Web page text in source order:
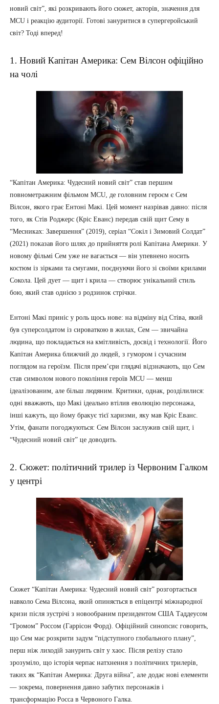
новий світ”, які розкривають його сюжет, акторів, значення для
MCU і реакцію аудиторії. Готові зануритися в супергеройський
світ? Тоді вперед!
1. Новий Капітан Америка: Сем Вілсон офіційно
на чолі
“Капітан Америка: Чудесний новий світ” став першим
повнометражним фільмом MCU, де головним героєм є Сем
Вілсон, якого грає Ентоні Макі. Цей момент назрівав давно: після
того, як Стів Роджерс (Кріс Еванс) передав свій щит Сему в
“Месниках: Завершення” (2019), серіал “Сокіл і Зимовий Солдат”
(2021) показав його шлях до прийняття ролі Капітана Америки. У
новому фільмі Сем уже не вагається — він упевнено носить
костюм із зірками та смугами, поєднуючи його зі своїми крилами
Сокола. Цей дует — щит і крила — створює унікальний стиль
бою, який став однією з родзинок стрічки.
Ентоні Макі приніс у роль щось нове: на відміну від Стіва, який
був суперсолдатом із сироваткою в жилах, Сем — звичайна
людина, що покладається на кмітливість, досвід і технології. Його
Капітан Америка ближчий до людей, з гумором і сучасним
поглядом на героїзм. Після прем’єри глядачі відзначають, що Сем
став символом нового покоління героїв MCU — менш
ідеалізованим, але більш людяним. Критики, однак, розділилися:
одні вважають, що Макі ідеально втілив еволюцію персонажа,
інші кажуть, що йому бракує тієї харизми, яку мав Кріс Еванс.
Утім, фанати погоджуються: Сем Вілсон заслужив свій щит, і
“Чудесний новий світ” це доводить.
2. Сюжет: політичний трилер із Червоним Галком
у центрі
Сюжет “Капітан Америка: Чудесний новий світ” розгортається
навколо Сема Вілсона, який опиняється в епіцентрі міжнародної
кризи після зустрічі з новообраним президентом США Таддеусом
“Громом” Россом (Гаррісон Форд). Офіційний синопсис говорить,
що Сем має розкрити задум “підступного глобального плану”,
перш ніж лиходій занурить світ у хаос. Після релізу стало
зрозуміло, що історія черпає натхнення з політичних трилерів,
таких як “Капітан Америка: Друга війна”, але додає нові елементи
— зокрема, повернення давно забутих персонажів і
трансформацію Росса в Червоного Галка.